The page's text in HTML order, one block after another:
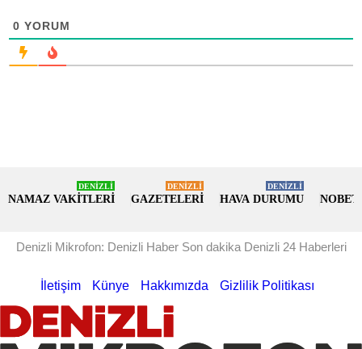
0 YORUM
NAMAZ VAKİTLERİ
DENİZLİ
GAZETELERİ
DENİZLİ
HAVA DURUMU
DENİZLİ
Denizli Mikrofon: Denizli Haber Son dakika Denizli 24 Haberleri
İletişim Künye Hakkımızda Gizlilik Politikası